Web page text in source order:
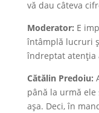
vă dau câteva
Moderator: E
întâmplă lucruri
îndreptat atenția
Cătălin Predoiu:
până la urmă ele
așa. Deci, în